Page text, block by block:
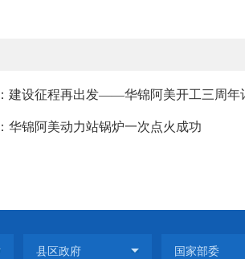
：建设征程再出发——华锦阿美开工三周年
华锦阿美动力站锅炉一次点火成功